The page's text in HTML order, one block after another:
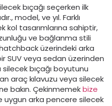
bıçağı seçerken ilk
model, ve yıl. Farklı
kol tasarımlarına sahiptir,
ve bağlanma stili
üzerindeki arka
SUV veya sedan üzerinden
silecek bıçağı boyutunu
araç kılavuzu veya silecek
bakın. Çekinmemekbize
uygun arka pencere silecek